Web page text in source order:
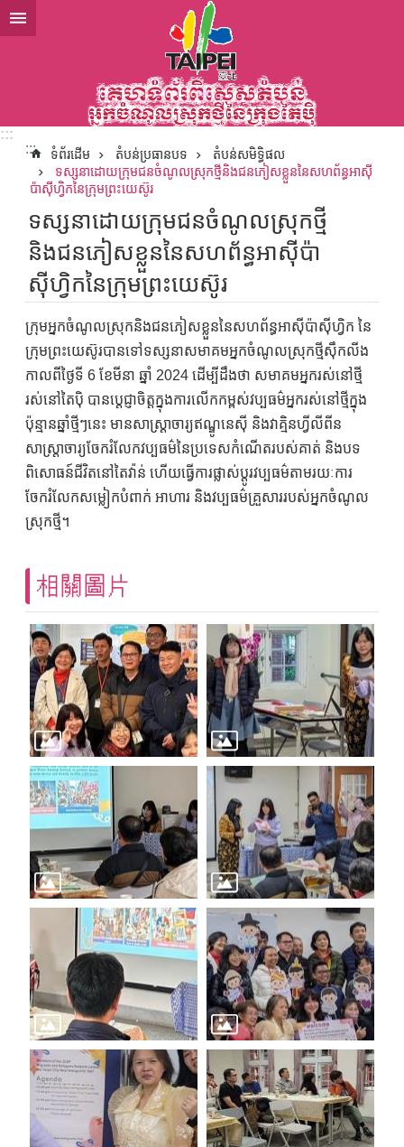
ទៅកាន់មាតិកាប្លុកមាតិកាសំខាន់
:::
:::
ទំព័រដើម តំបន់ប្រធានបទ
តំបន់សមិទ្ធិផល
ទស្សនាដោយក្រុមជនចំណូលស្រុកថ្មីនិងជនភៀសខ្លួននៃសហព័ន្ធអាស៊ី
ប៉ាស៊ីហ្វិកនៃក្រុមព្រះយេស៊ូរ
ទស្សនាដោយក្រុមជនចំណូលស្រុកថ្មី
និងជនភៀសខ្លួននៃសហព័ន្ធអាស៊ីប៉ា
ស៊ីហ្វិកនៃក្រុមព្រះយេស៊ូរ
ក្រុមអ្នកចំណូលស្រុកនិងជនភៀសខ្លួននៃសហព័ន្ធអាស៊ីប៉ាស៊ីហ្វិក នៃ
ក្រុមព្រះយេស៊ូរបានទៅទស្សនាសមាគមអ្នកចំណូលស្រុកថ្មីស៊ឹកលីង
កាលពីថ្ងៃទី 6 ខែមីនា ឆ្នាំ 2024 ដើម្បីដឹងថា សមាគមអ្នករស់នៅថ្មី
រស់នៅតៃប៉ិ បានប្តេជ្ញាចិត្តក្នុងការលើកកម្ពស់វប្បធម៌អ្នករស់នៅថ្មីក្នុង
ប៉ុន្មានឆ្នាំថ្មីៗនេះ មានសាស្ត្រាចារ្យឥណ្ឌូនេស៊ី និងវាគ្មិនហ្វីលីពីន
សាស្ត្រាចារ្យចែករំលែកវប្បធម៌នៃប្រទេសកំណើតរបស់គាត់ និងបទ
ពិសោធន៍ជីវិតនៅតៃវ៉ាន់ ហើយធ្វើការផ្លាស់ប្តូរវប្បធម៌តាមរយៈការ
ចែករំលែកសម្លៀកបំពាក់ អាហារ និងវប្បធម៌គ្រួសាររបស់អ្នកចំណូល
ស្រុកថ្មី។
相關圖片